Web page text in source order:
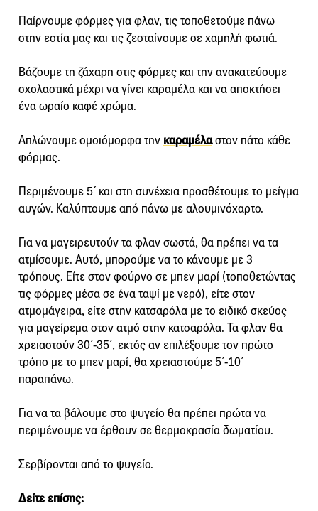
Παίρνουμε φόρμες για φλαν, τις τοποθετούμε πάνω
στην εστία μας και τις ζεσταίνουμε σε χαμηλή φωτιά.
Βάζουμε τη ζάχαρη στις φόρμες και την ανακατεύουμε
σχολαστικά μέχρι να γίνει καραμέλα και να αποκτήσει
ένα ωραίο καφέ χρώμα.
Απλώνουμε ομοιόμορφα την καραμέλαστον πάτο κάθε
φόρμας.
Περιμένουμε 5΄ και στη συνέχεια προσθέτουμε το μείγμα
αυγών. Καλύπτουμε από πάνω με αλουμινόχαρτο.
Για να μαγειρευτούν τα φλαν σωστά, θα πρέπει να τα
ατμίσουμε. Αυτό, μπορούμε να το κάνουμε με 3
τρόπους. Είτε στον φούρνο σε μπεν μαρί (τοποθετώντας
τις φόρμες μέσα σε ένα ταψί με νερό), είτε στον
ατμομάγειρα, είτε στην κατσαρόλα με το ειδικό σκεύος
για μαγείρεμα στον ατμό στην κατσαρόλα. Τα φλαν θα
χρειαστούν 30΄-35΄, εκτός αν επιλέξουμε τον πρώτο
τρόπο με το μπεν μαρί, θα χρειαστούμε 5΄-10΄
παραπάνω.
Για να τα βάλουμε στο ψυγείο θα πρέπει πρώτα να
περιμένουμε να έρθουν σε θερμοκρασία δωματίου.
Σερβίρονται από το ψυγείο.
Δείτε επίσης: